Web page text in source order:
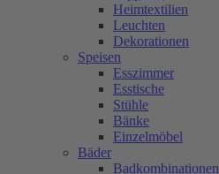
Heimtextilien
Leuchten
Dekorationen
Speisen
Esszimmer
Esstische
Stühle
Bänke
Einzelmöbel
Bäder
Badkombinationen